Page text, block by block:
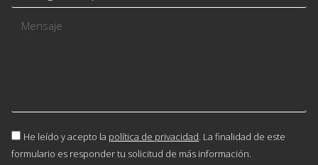
He leído y acepto la política de privacidad. La finalidad de este
formulario es responder tu solicitud de más información.